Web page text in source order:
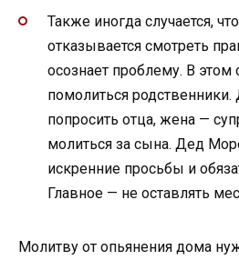
Также иногда случается,
отказывается смотреть
осознает проблему. В этом
помолиться
попросить отца, жена —
молиться за сына. Дед
искренние просьбы и
Главное — не оставлять
Молитву от опьянения дома